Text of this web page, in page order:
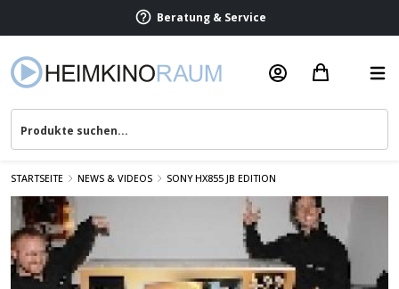
Beratung & Service
STARTSEITE NEWS & VIDEOS SONY HX855 JB EDITION